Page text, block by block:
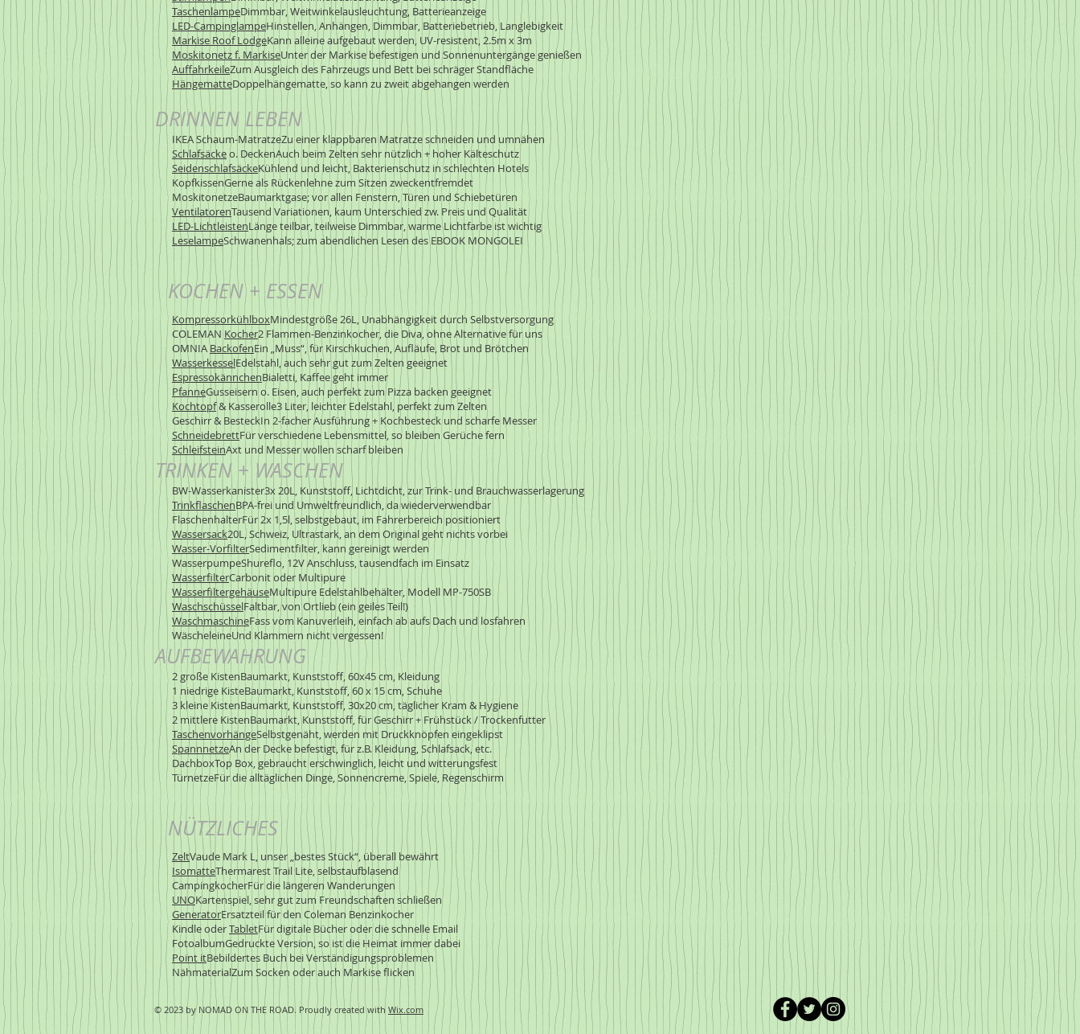
TaschenlampeDimmbar, Weitwinkelausleuchtung, Batterieanzeige
LED-CampinglampeHinstellen, Anhängen, Dimmbar, Batteriebetrieb, Langlebigkeit
Markise Roof LodgeKann alleine aufgebaut werden, UV-resistent, 2.5m x 3m
Moskitonetz f. MarkiseUnter der Markise befestigen und Sonnenuntergänge genießen
AuffahrkeileZum Ausgleich des Fahrzeugs und Bett bei schräger Standfläche
HängematteDoppelhängematte, so kann zu zweit abgehangen werden
DRINNEN LEBEN
IKEA Schaum-MatratzeZu einer klappbaren Matratze schneiden und umnähen
Schlafsäckeo. DeckenAuch beim Zelten sehr nützlich + hoher Kälteschutz
SeidenschlafsäckeKühlend und leicht, Bakterienschutz in schlechten Hotels
KopfkissenGerne als Rückenlehne zum Sitzen zweckentfremdet
MoskitonetzeBaumarktgase; vor allen Fenstern, Türen und Schiebetüren
VentilatorenTausend Variationen, kaum Unterschied zw. Preis und Qualität
LED-LichtleistenLänge teilbar, teilweise Dimmbar, warme Lichtfarbe ist wichtig
LeselampeSchwanenhals; zum abendlichen Lesen des EBOOK MONGOLEI
KOCHEN + ESSEN
KompressorkühlboxMindestgröße 26L, Unabhängigkeit durch Selbstversorgung
COLEMAN Kocher2 Flammen-Benzinkocher, die Diva, ohne Alternative für uns
OMNIABackofenEin „Muss“, für Kirschkuchen, Aufläufe, Brot und Brötchen
WasserkesselEdelstahl, auch sehr gut zum Zelten geeignet
EspressokännchenBialetti, Kaffee geht immer
PfanneGusseisern o. Eisen, auch perfekt zum Pizza backen geeignet
Kochtopf& Kasserolle3 Liter, leichter Edelstahl, perfekt zum Zelten
Geschirr & BesteckIn 2-facher Ausführung + Kochbesteck und scharfe Messer
SchneidebrettFür verschiedene Lebensmittel, so bleiben Gerüche fern
SchleifsteinAxt und Messer wollen scharf bleiben
TRINKEN + WASCHEN
BW-Wasserkanister3x 20L, Kunststoff, Lichtdicht, zur Trink- und Brauchwasserlagerung
TrinkflaschenBPA-frei und Umweltfreundlich, da wiederverwendbar
FlaschenhalterFür 2x 1,5l, selbstgebaut, im Fahrerbereich positioniert
Wassersack20L, Schweiz, Ultrastark, an dem Original geht nichts vorbei
Wasser-VorfilterSedimentfilter, kann gereinigt werden
WasserpumpeShureflo, 12V Anschluss, tausendfach im Einsatz
WasserfilterCarbonit oder Multipure
WasserfiltergehäuseMultipure Edelstahlbehälter, Modell MP-750SB
WaschschüsselFaltbar, von Ortlieb (ein geiles Teil!)
WaschmaschineFass vom Kanuverleih, einfach ab aufs Dach und losfahren
WäscheleineUnd Klammern nicht vergessen!
AUFBEWAHRUNG
2 große KistenBaumarkt, Kunststoff, 60x45 cm, Kleidung
1 niedrige KisteBaumarkt, Kunststoff, 60 x 15 cm, Schuhe
3 kleine KistenBaumarkt, Kunststoff, 30x20 cm, täglicher Kram & Hygiene
2 mittlere KistenBaumarkt, Kunststoff, für Geschirr + Frühstück / Trockenfutter
TaschenvorhängeSelbstgenäht, werden mit Druckknöpfen eingeklipst
SpannnetzeAn der Decke befestigt, für z.B. Kleidung, Schlafsack, etc.
DachboxTop Box, gebraucht erschwinglich, leicht und witterungsfest
TürnetzeFür die alltäglichen Dinge, Sonnencreme, Spiele, Regenschirm
NÜTZLICHES
ZeltVaude Mark L, unser „bestes Stück“, überall bewährt
IsomatteThermarest Trail Lite, selbstaufblasend
CampingkocherFür die längeren Wanderungen
UNOKartenspiel, sehr gut zum Freundschaften schließen
GeneratorErsatzteil für den Coleman Benzinkocher
Kindle oderTabletFür digitale Bücher oder die schnelle Email
FotoalbumGedruckte Version, so ist die Heimat immer dabei
Point itBebildertes Buch bei Verständigungsproblemen
NähmaterialZum Socken oder auch Markise flicken
© 2023 by NOMAD ON THE ROAD. Proudly created with Wix.com